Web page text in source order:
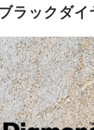
ラックダ